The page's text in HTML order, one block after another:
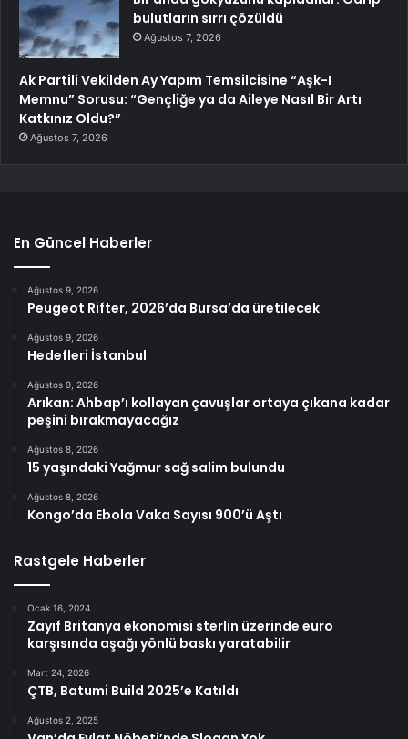
bulutların sırrı çözüldü
Ağustos 7, 2026
Ak Partili Vekilden Ay Yapım Temsilcisine “Aşk-I
Memnu” Sorusu: “Gençliğe ya da Aileye Nasıl Bir Artı
Katkınız Oldu?”
Ağustos 7, 2026
En Güncel Haberler
Ağustos 9, 2026
Peugeot Rifter, 2026’da Bursa’da üretilecek
Ağustos 9, 2026
Hedefleri İstanbul
Ağustos 9, 2026
Arıkan: Ahbap’ı kollayan çavuşlar ortaya çıkana kadar
peşini bırakmayacağız
Ağustos 8, 2026
15 yaşındaki Yağmur sağ salim bulundu
Ağustos 8, 2026
Kongo’da Ebola Vaka Sayısı 900’ü Aştı
Rastgele Haberler
Ocak 16, 2024
Zayıf Britanya ekonomisi sterlin üzerinde euro
karşısında aşağı yönlü baskı yaratabilir
Mart 24, 2026
ÇTB, Batumi Build 2025’e Katıldı
Ağustos 2, 2025